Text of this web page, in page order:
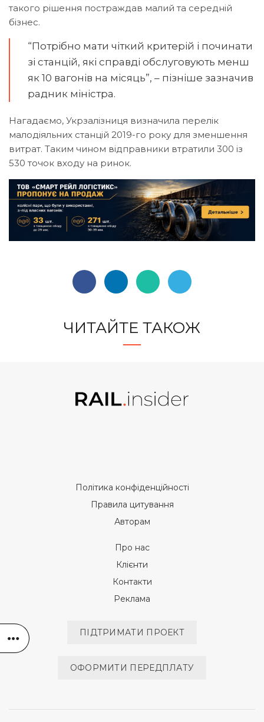
такого рішення постраждав малий та середній
бізнес.
“Потрібно мати чіткий критерій і починати
зі станцій, які справді обслуговують менш
як 10 вагонів на місяць”, – пізніше зазначив
радник міністра.
Нагадаємо, Укрзалізниця визначила перелік
малодіяльних станцій 2019-го року для зменшення
витрат. Таким чином відправники втратили 300 із
530 точок входу на ринок.
ЧИТАЙТЕ ТАКОЖ
Політика конфіденційності
Правила цитування
Авторам
Про нас
Клієнти
Контакти
Реклама
ПІДТРИМАТИ ПРОЕКТ
ОФОРМИТИ ПЕРЕДПЛАТУ